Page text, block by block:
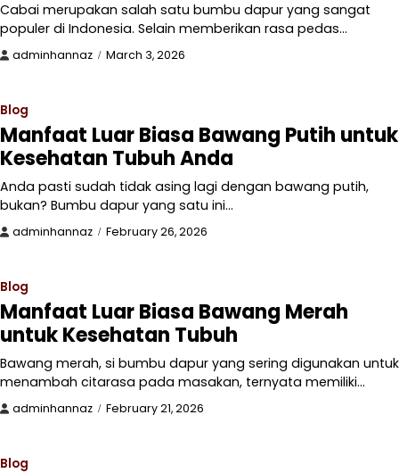
Cabai merupakan salah satu bumbu dapur yang sangat
populer di Indonesia. Selain memberikan rasa pedas…
adminhannaz March 3, 2026
Blog
Manfaat Luar Biasa Bawang Putih untuk
Kesehatan Tubuh Anda
Anda pasti sudah tidak asing lagi dengan bawang putih,
bukan? Bumbu dapur yang satu ini…
adminhannaz February 26, 2026
Blog
Manfaat Luar Biasa Bawang Merah
untuk Kesehatan Tubuh
Bawang merah, si bumbu dapur yang sering digunakan untuk
menambah citarasa pada masakan, ternyata memiliki…
adminhannaz February 21, 2026
Blog